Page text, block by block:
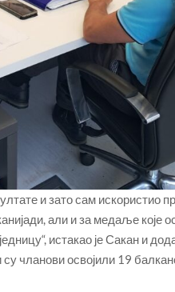
и зато сам искористио
али и за медаље које
истакао је Сакан и
су чланови освојили 19